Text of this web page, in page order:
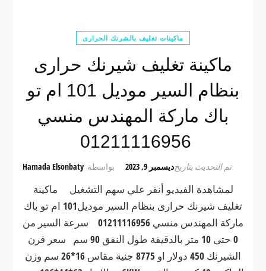
ماكينات تغليف بالشرنك الحرارى
ماكينة تغليف شيرنك حرارى
بنظام السير موديل 101 ام تو
باك ماركة المهندس منسي
01211116956
بواسطة Hamada Elsonbaty تم التحديث بتاريخديسمبر 9, 2023
لمشاهدة الفيديو أنقر علي سهم التشغيل ماكينة
تغليف شيرنك حرارى بنظام السير موديل101 ام تو باك
ماركة المهندس منسي 01211116956 سرعة السير من
0 حتى 10 متر بالدقيقة طول النفق 90 سم سعر فرن
الشيرنك 450 دولار او 8775 جنية مقاس 16*26 سم وزن